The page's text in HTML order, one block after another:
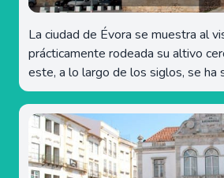
La ciudad de Évora se muestra al
prácticamente rodeada su altivo
este, a lo largo de los siglos, se ha